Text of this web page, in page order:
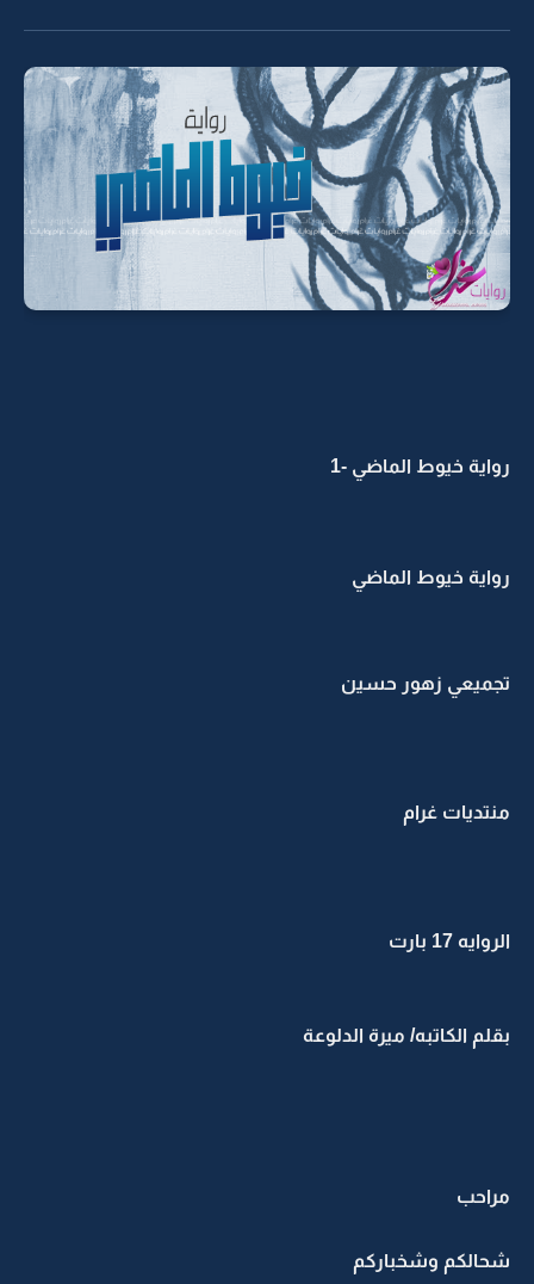
رواية خيوط الماضي -1
رواية خيوط الماضي
تجميعي زهور حسين
منتديات غرام
الروايه 17 بارت
بقلم الكاتبه/ ميرة الدلوعة
مراحب
شحالكم وشخباركم